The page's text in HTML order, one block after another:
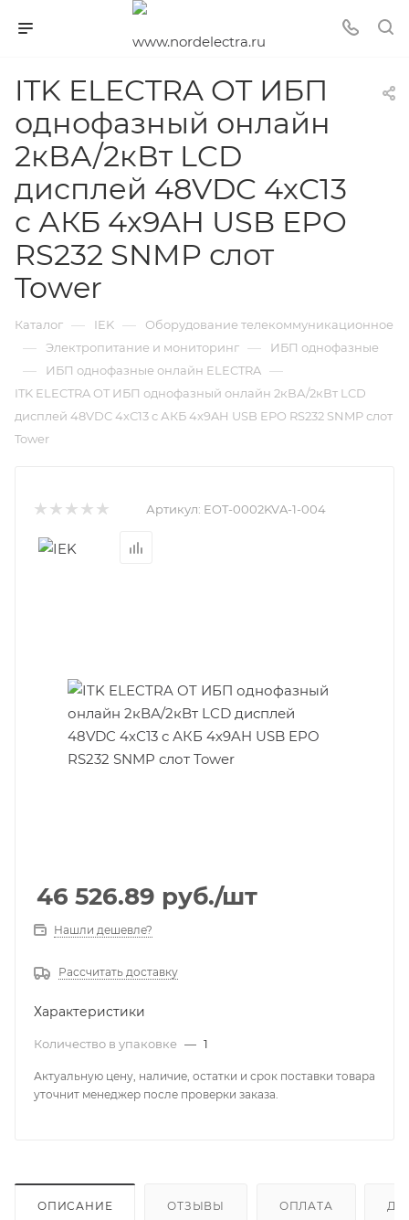
ITK ELECTRA OT ИБП
однофазный онлайн
2кВА/2кВт LCD
дисплей 48VDC 4хС13
с АКБ 4х9AH USB EPO
RS232 SNMP слот
Tower
Каталог — IEK — Оборудование телекоммуникационное
— Электропитание и мониторинг — ИБП однофазные
— ИБП однофазные онлайн ELECTRA —
ITK ELECTRA OT ИБП однофазный онлайн 2кВА/2кВт LCD
дисплей 48VDC 4хС13 с АКБ 4х9AH USB EPO RS232 SNMP слот
Tower
Артикул: EOT-0002KVA-1-004
46 526.89 руб./шт
Нашли дешевле?
Рассчитать доставку
Характеристики
Количество в упаковке — 1
Актуальную цену, наличие, остатки и срок поставки товара
уточнит менеджер после проверки заказа.
ОПИСАНИЕ ОТЗЫВЫ ОПЛАТА